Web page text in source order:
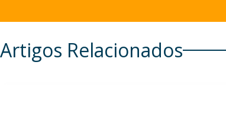
Artigos Relacionados